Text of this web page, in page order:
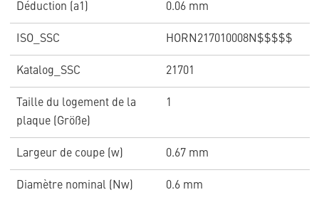
Déduction (a1) 0.06 mm
ISO_SSC HORN217010008N$$$$$
Katalog_SSC 21701
Taille du logement de la
plaque (Größe)
1
Largeur de coupe (w) 0.67 mm
Diamètre nominal (Nw) 0.6 mm